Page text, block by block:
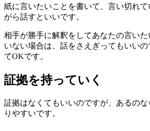
紙に言いたいことを書いて、言い切れ
がら話すといいです。
相手が勝手に解釈をしてあなたの言い
いない場合は、話をさえぎってもいい
てOKです。
証拠を持っていく
証拠はなくてもいいのですが、あるの
りやすいです。